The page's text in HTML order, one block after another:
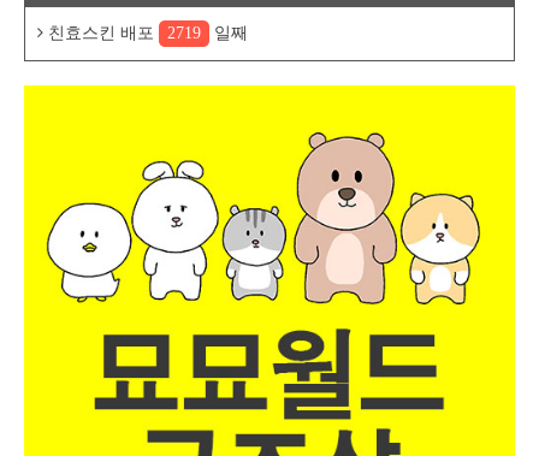
친효스킨 배포 2719 일째